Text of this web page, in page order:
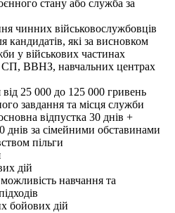
стану або служба за
чинних військовослужбовців
кандидатів, які за висновком
у військових частинах
СП, ВВНЗ, навчальних центрах
25 000 до 125 000 гривень
завдання та місця служби
відпустка 30 днів +
днів за сімейними обставинами
пільги
дій
навчання та
бойових дій